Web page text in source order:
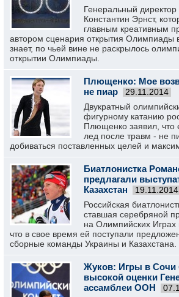
Генеральный
Константин Эрнст,
главным креативным
автором сценария открытия Олимпиады
знает, по чьей вине не раскрылось
открытии Олимпиады.
Плющенко: Мое
не пиар
29.11.2014
Двукратный
фигурному катанию
Плющенко заявил, что
лед после травм - не
добиваться поставленных целей и
Биатлонистка
предлагали
Казахстан
19.11.2014
Российская
ставшая серебряной
на Олимпийских Играх
что в свое время ей поступали
сборные команды Украины и Казахстана.
Жуков: Игры в Сочи
высокой оценки
ассамблеи ООН